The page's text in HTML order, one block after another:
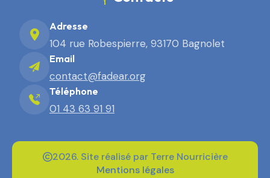
Adresse
104 rue Robespierre, 93170 Bagnolet
Email
contact@fadear.org
Téléphone
01 43 63 91 91
2026. Site réalisé par Terre Nourricière
Mentions légales